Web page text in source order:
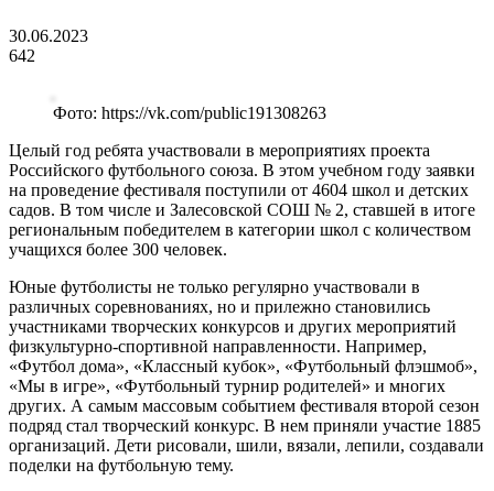
30.06.2023
642
Фото: https://vk.com/public191308263
Целый год ребята участвовали в мероприятиях проекта
Российского футбольного союза. В этом учебном году заявки
на проведение фестиваля поступили от 4604 школ и детских
садов. В том числе и Залесовской СОШ № 2, ставшей в итоге
региональным победителем в категории школ с количеством
учащихся более 300 человек.
Юные футболисты не только регулярно участвовали в
различных соревнованиях, но и прилежно становились
участниками творческих конкурсов и других мероприятий
физкультурно-спортивной направленности. Например,
«Футбол дома», «Классный кубок», «Футбольный флэшмоб»,
«Мы в игре», «Футбольный турнир родителей» и многих
других. А самым массовым событием фестиваля второй сезон
подряд стал творческий конкурс. В нем приняли участие 1885
организаций. Дети рисовали, шили, вязали, лепили, создавали
поделки на футбольную тему.